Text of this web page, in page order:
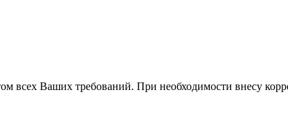
всех Ваших требований. При необходимости внесу